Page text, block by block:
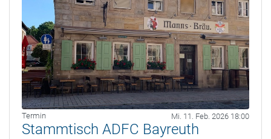
Termin Mi. 11. Feb. 2026 18:00
Stammtisch ADFC Bayreuth